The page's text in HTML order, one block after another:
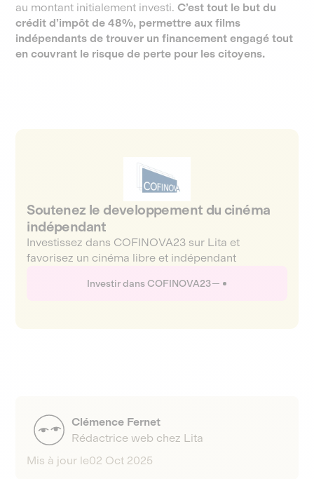
au montant initialement investi.C’est tout le but du
crédit d’impôt de 48%, permettre aux films
indépendants de trouver un financement engagé tout
en couvrant le risque de perte pour les citoyens.
Soutenez le developpement du cinéma
indépendant
Investissez dans COFINOVA23 sur Lita et
favorisez un cinéma libre et indépendant
Investir dans COFINOVA23
Clémence Fernet
Rédactrice web chez Lita
Mis à jour le02 Oct 2025